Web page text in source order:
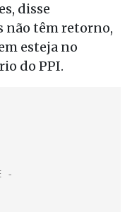
disse
não têm retorno,
esteja no
do PPI.